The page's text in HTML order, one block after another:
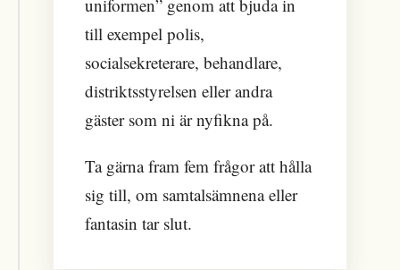
uniformen” genom att bjuda in
till exempel polis,
socialsekreterare, behandlare,
distriktsstyrelsen eller andra
gäster som ni är nyfikna på.
Ta gärna fram fem frågor att hålla
sig till, om samtalsämnena eller
fantasin tar slut.